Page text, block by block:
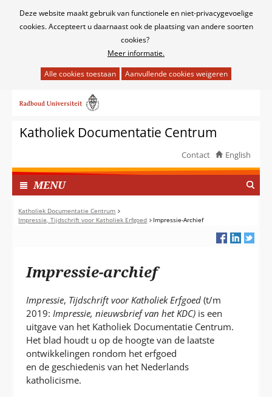
Cookies
Deze website maakt gebruik van functionele en niet-privacygevoelige
cookies. Accepteert u daarnaast ook de plaatsing van andere soorten
cookies?
Meer informatie.
het
van
cookies
deze
website
worden
toegestaan
of
naar
inhoudKatholiek Documentatie Centrum
Contact English
MENUI
N
G
E
P
Katholiek Documentatie Centrum
Impressie, Tijdschrift voor Katholiek Erfgoed
Impressie-Archief
Impressie-archief
Impressie, Tijdschrift voor Katholiek Erfgoed(t/m
2019: Impressie, nieuwsbrief van het KDC) is een
uitgave van het Katholiek Documentatie Centrum.
Het blad houdt u op de hoogte van de laatste
ontwikkelingen rondom het erfgoed
en de geschiedenis van het Nederlands
katholicisme.